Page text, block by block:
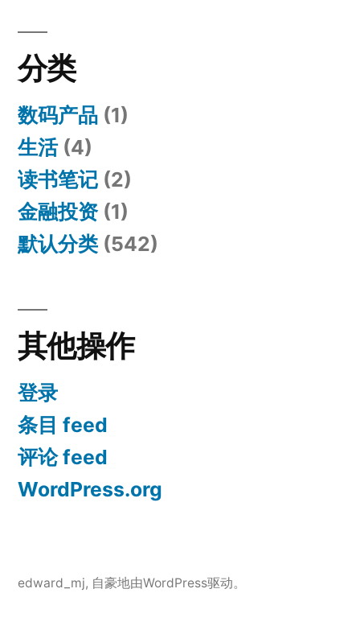
分类
数码产品 (1)
生活(4)
读书笔记 (2)
金融投资(1)
默认分类 (542)
其他操作
登录
条目 feed
评论 feed
WordPress.org
edward_mj, 自豪地由WordPress驱动。